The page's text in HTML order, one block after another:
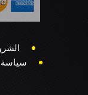
سياسة